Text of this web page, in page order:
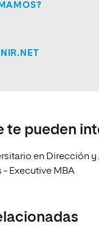
te pueden
en Dirección
- Executive MBA